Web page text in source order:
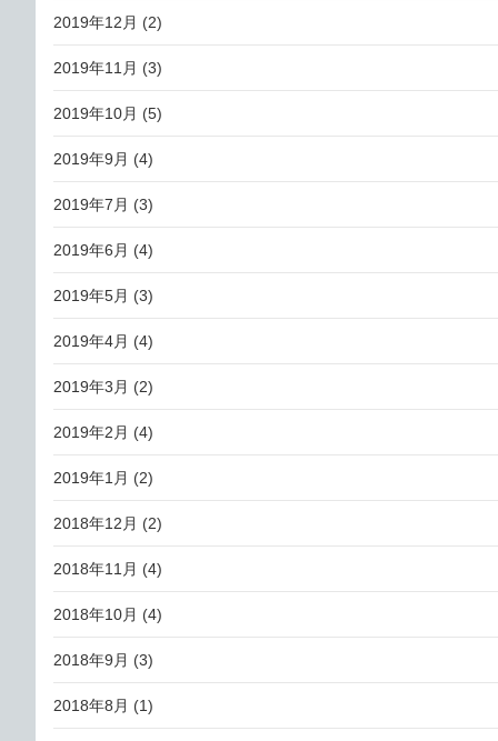
2019年12月 (2)
2019年11月 (3)
2019年10月 (5)
2019年9月 (4)
2019年7月 (3)
2019年6月 (4)
2019年5月 (3)
2019年4月 (4)
2019年3月 (2)
2019年2月 (4)
2019年1月 (2)
2018年12月 (2)
2018年11月 (4)
2018年10月 (4)
2018年9月 (3)
2018年8月 (1)